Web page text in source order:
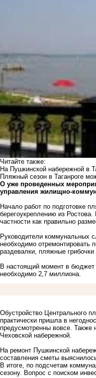
Читайте также:
На Пушкинской набережной в
Пляжный сезон в Таганроге
О уже проведенных
управления жилищно-
Начало работ по подготовке
берегоукреплению из
частности как правильно
Руководители коммунальных
необходимо отремонтировать
раздевалки, пляжные
В настоящий момент в бюджет
необходимо 2,7 миллиона.
Обустройство Центрального
практически пришла в
предусмотренны вовсе. Также
Чеховской набережной.
На ремонт Пушкинской
составления сметы
В итоге, по подсчетам
сезону. Вопрос с поиском